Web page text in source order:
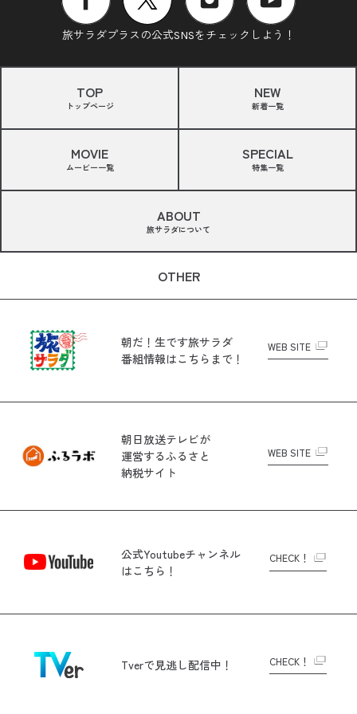
旅サラダプラスの公式SNSをチェックしよう！
TOP
トップページ
NEW
新着一覧
MOVIE
ムービー一覧
SPECIAL
特集一覧
ABOUT
旅サラダについて
OTHER
朝だ！生です旅サラダ
番組情報はこちらまで！
WEB SITE
朝日放送テレビが
運営するふるさと
納税サイト
WEB SITE
公式Youtubeチャンネル
はこちら！
CHECK！
Tverで見逃し配信中！ CHECK！